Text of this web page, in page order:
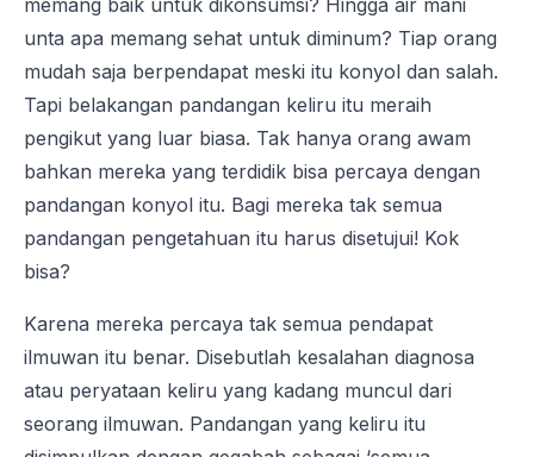
memang baik untuk dikonsumsi? Hingga air mani
unta apa memang sehat untuk diminum? Tiap orang
mudah saja berpendapat meski itu konyol dan salah.
Tapi belakangan pandangan keliru itu meraih
pengikut yang luar biasa. Tak hanya orang awam
bahkan mereka yang terdidik bisa percaya dengan
pandangan konyol itu. Bagi mereka tak semua
pandangan pengetahuan itu harus disetujui! Kok
bisa?
Karena mereka percaya tak semua pendapat
ilmuwan itu benar. Disebutlah kesalahan diagnosa
atau peryataan keliru yang kadang muncul dari
seorang ilmuwan. Pandangan yang keliru itu